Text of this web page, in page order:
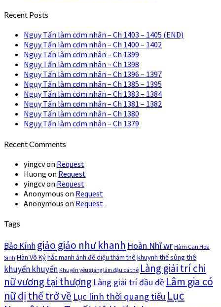
Recent Posts
Ngụy Tấn làm cơm nhân – Ch 1403 – 1405 (END)
Ngụy Tấn làm cơm nhân – Ch 1400 – 1402
Ngụy Tấn làm cơm nhân – Ch 1399
Ngụy Tấn làm cơm nhân – Ch 1398
Ngụy Tấn làm cơm nhân – Ch 1396 – 1397
Ngụy Tấn làm cơm nhân – Ch 1385 – 1395
Ngụy Tấn làm cơm nhân – Ch 1383 – 1384
Ngụy Tấn làm cơm nhân – Ch 1381 – 1382
Ngụy Tấn làm cơm nhân – Ch 1380
Ngụy Tấn làm cơm nhân – Ch 1379
Recent Comments
yingcvon Request
Huong on Request
yingcvon Request
Anonymous on Request
Anonymous on Request
Tags
Bảo Kínhgiảo giảo như khanh Hoàn Nhĩ wr Hàm Can Hoa
Sinh Hàn Võ Kýhắc manh ảnh đế diệu thám thê khuynh thế sủng thê
khuyển khuyển Khuyển yêu giáng lâm đậu cá thê Làng giải trí chi
nữ vương tại thượng Làng giải trí đầu đề Lâm gia có
nữ dị thế trở về Lục linh thời quang tiếu Lục